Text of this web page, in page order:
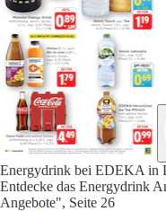
Energydrink bei EDEKA in
Entdecke das Energydrink
Angebote", Seite 26